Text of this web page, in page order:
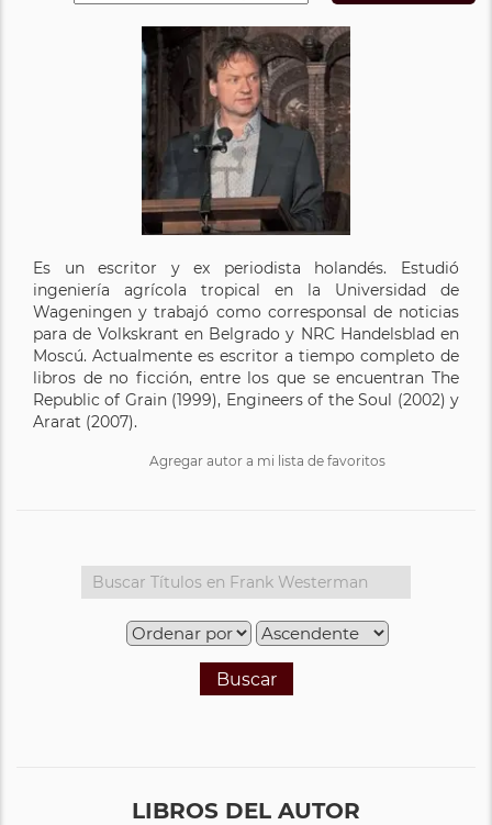
Es un escritor y ex periodista holandés. Estudió
ingeniería agrícola tropical en la Universidad de
Wageningen y trabajó como corresponsal de noticias
para de Volkskrant en Belgrado y NRC Handelsblad en
Moscú. Actualmente es escritor a tiempo completo de
libros de no ficción, entre los que se encuentran The
Republic of Grain (1999), Engineers of the Soul (2002) y
Ararat (2007).
Agregar autor a mi lista de favoritos
Buscar
LIBROS DEL AUTOR